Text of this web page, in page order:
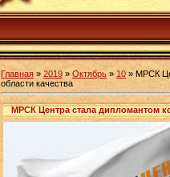
Главная » 2019 » Октябрь » 10 » МРСК
области качества
МРСК Центра стала дипломантом